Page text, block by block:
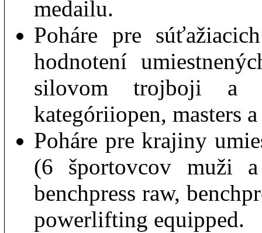
medailu.
Poháre pre
hodnotení
silovom trojboji a
kategóriiopen, masters
Poháre pre krajiny
(6 športovcov muži
benchpress raw,
powerlifting equipped.